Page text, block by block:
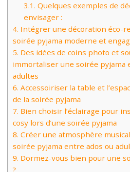
3.1. Quelques exemples de
envisager :
4. Intégrer une décoration éco-
soirée pyjama moderne et
5. Des idées de coins photo et
immortaliser une soirée pyjama
adultes
6. Accessoiriser la table et
de la soirée pyjama
7. Bien choisir l’éclairage pour
cosy lors d’une soirée pyjama
8. Créer une atmosphère
soirée pyjama entre ados ou
9. Dormez-vous bien pour une
?